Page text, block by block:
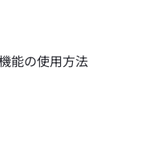
能の使用方法